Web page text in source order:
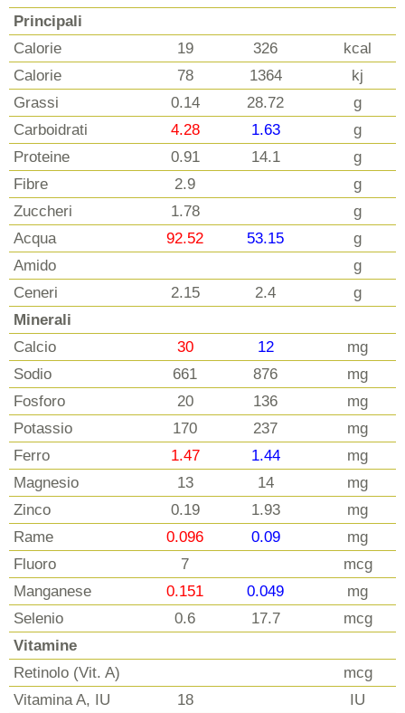
Principali
Calorie
19 326
kcal
Calorie
78 1364
kj
Grassi
0.14 28.72
g
Carboidrati
4.28 1.63
g
Proteine
0.91 14.1
g
Fibre
2.9
g
Zuccheri
1.78
g
Acqua
92.52 53.15
g
Amido
g
Ceneri
2.15 2.4
g
Minerali
Calcio
30 12
mg
Sodio
661 876
mg
Fosforo
20 136
mg
Potassio
170 237
mg
Ferro
1.47 1.44
mg
Magnesio
13 14
mg
Zinco
0.19 1.93
mg
Rame
0.096 0.09
mg
Fluoro
7
mcg
Manganese
0.151 0.049
mg
Selenio
0.6 17.7
mcg
Vitamine
Retinolo (Vit. A)
mcg
Vitamina A, IU
18
IU